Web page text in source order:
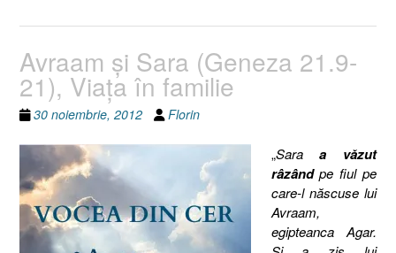
Avraam şi Sara (Geneza 21.9-
21), Viaţa în familie
30 noiembrie, 2012 Florin
„Saraa văzut
râzândpe fiul pe
care-l născuse lui
Avraam,
egipteanca Agar.